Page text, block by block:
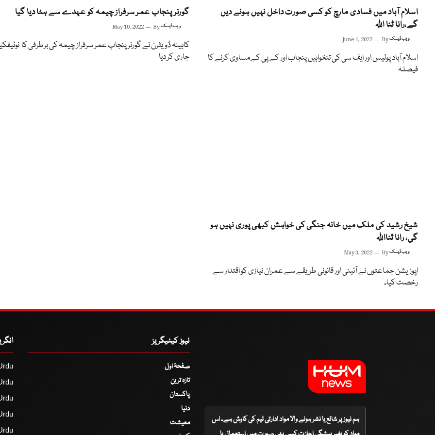
اسلام آباد میں فسادی مارچ کو کسی صورت داخل نہیں ہونے دیں
گے،رانا ثنا اللہ
June 1, 2022 Byویب ڈیسک
اسلام آباد پولیس اور ایف سی کی تنخواہیں پنجاب اور کے پی کےمساوی کرنے کا
فیصلہ
گورنر پنجاب عمر سرفراز چیمہ کو عہدے سے ہٹا دیا گیا
May 10, 2022 Byویب ڈیسک
کابینہ ڈویثرن نے گورنر پنجاب عمر سرفراز چیمہ کی برطرفی کا
جاری کر دیا
شیخ رشید کی ملک میں خانہ جنگی کی خواہش کبھی پوری نہیں ہو
گی، رانا ثنااللہ
May 3, 2022 Byویب ڈیسک
اپوزیشن جماعتوں نے آئینی اور قانونی طریقے سے عمران نیازی کو اقتدار سے
رخصت کیا۔
ہم نیوز پر شائع یا نشر ہونے والا مواد ادارتی ٹیم کی کاوش ہے۔ اس
نیوز کیٹیگریز
صفحۂ اول
تازہ ترین
پاکستان
دنیا
معیشت